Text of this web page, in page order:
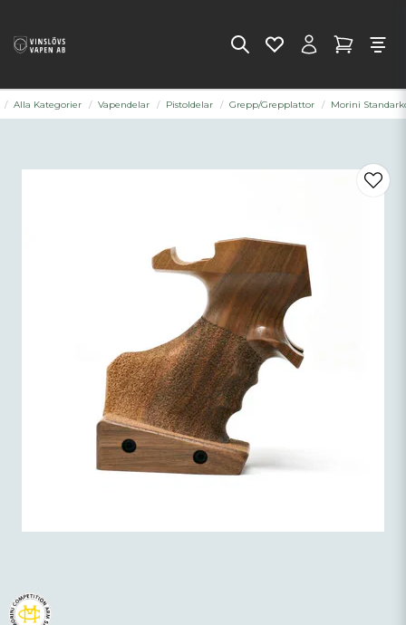
Alla Kategorier Vapendelar Pistoldelar Grepp/Grepplattor Morini